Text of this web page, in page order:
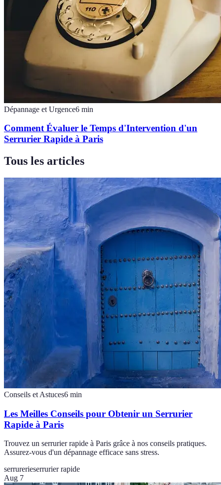
Dépannage et Urgence6 min
Comment Évaluer le Temps d'Intervention d'un
Serrurier Rapide à Paris
Tous les articles
Conseils et Astuces6 min
Les Meilles Conseils pour Obtenir un Serrurier
Rapide à Paris
Trouvez un serrurier rapide à Paris grâce à nos conseils pratiques.
Assurez-vous d'un dépannage efficace sans stress.
serrurerieserrurier rapide
Aug 7